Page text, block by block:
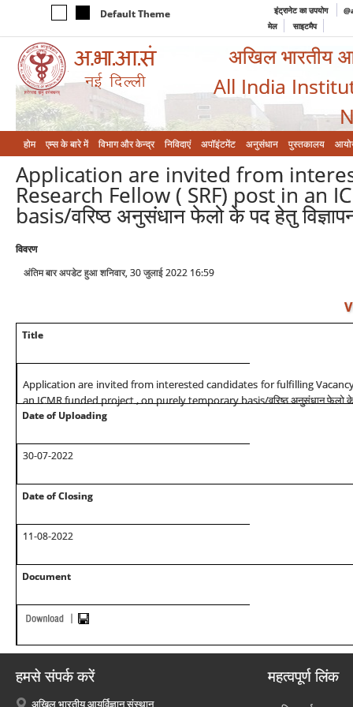
Default Theme इंट्रानेट का उपयोग
मेल
साइटमैप
अखिल भारतीय
All India
होम एम्‍स के बारे में विभाग और केन्‍द्र निविदाएं अपॉइंटमेंट अनुसंधान पुस्तकालय
Application are invited from
Research Fellow ( SRF) post in
basis/वरिष्ठ अनुसंधान फेलो के पद हेतु
विवरण
अंतिम बार अपडेट हुआ शनिवार, 30 जुलाई 2022 16:59
Title
Application are invited from interested candidates for fulfilling
an ICMR funded project , on purely temporary basis/वरिष्ठ अनुसंधान फेलो के
Date of Uploading
30-07-2022
Date of Closing
11-08-2022
Document
हमसे संपर्क करें
अखिल भारतीय आयुर्विज्ञान संस्थान
महत्वपूर्ण लिंक